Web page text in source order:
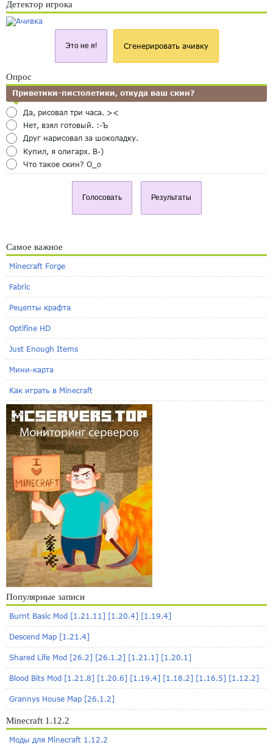
Детектор игрока
Это не я! Сгенерировать ачивку
Опрос
Приветики-пистолетики, откуда ваш скин?
Да, рисовал три часа. ><
Нет, взял готовый. :-Ъ
Друг нарисовал за шоколадку.
Купил, я олигарх. B-)
Что такое скин? O_o
Голосовать Результаты
Самое важное
Minecraft Forge
Fabric
Рецепты крафта
Optifine HD
Just Enough Items
Мини-карта
Как играть в Minecraft
Популярные записи
Burnt Basic Mod [1.21.11] [1.20.4] [1.19.4]
Descend Map [1.21.4]
Shared Life Mod [26.2] [26.1.2] [1.21.1] [1.20.1]
Blood Bits Mod [1.21.8] [1.20.6] [1.19.4] [1.18.2] [1.16.5] [1.12.2]
Grannys House Map [26.1.2]
Minecraft 1.12.2
Моды для Minecraft 1.12.2